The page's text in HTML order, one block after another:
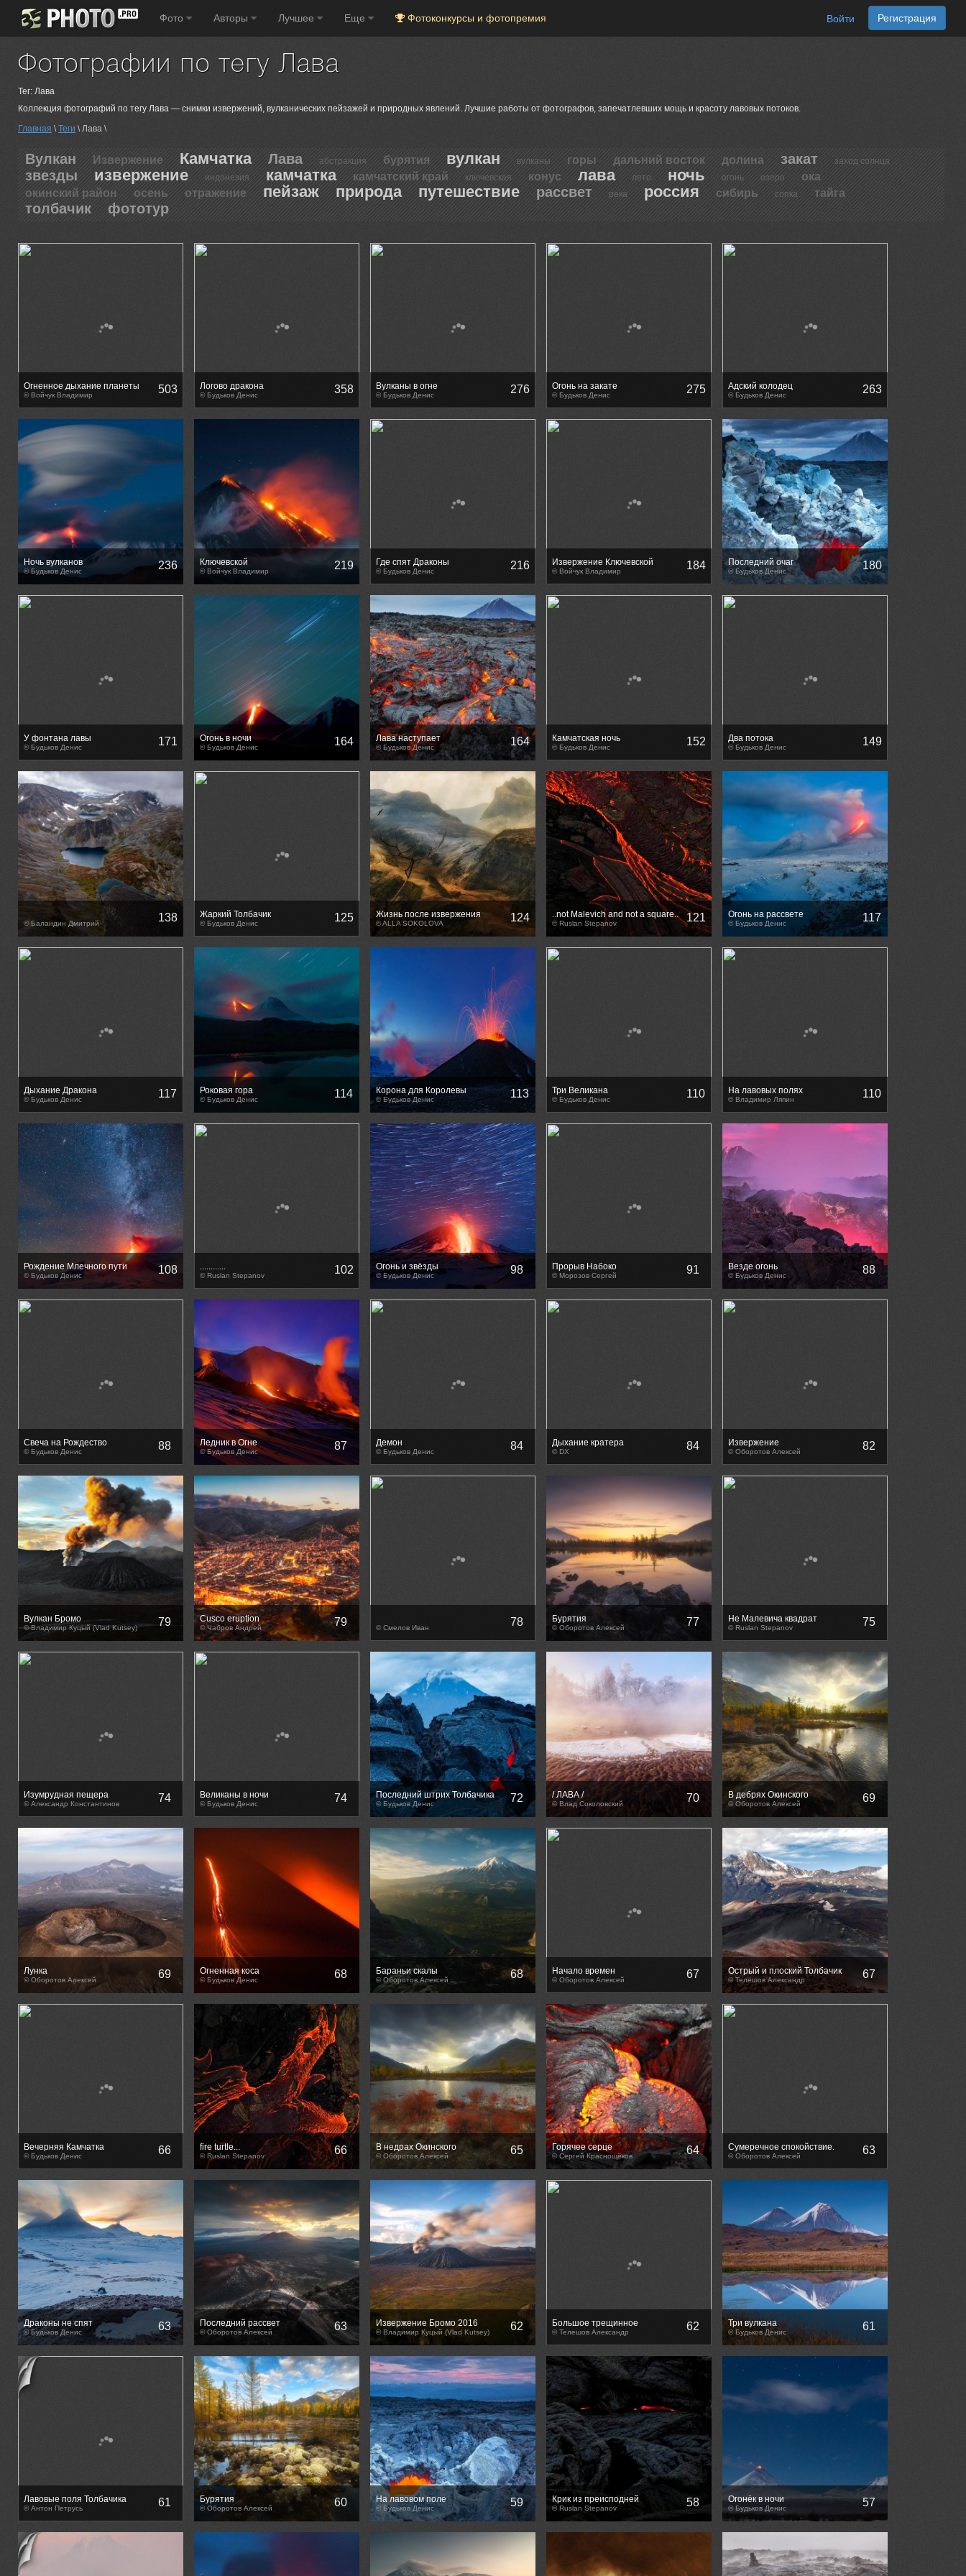
Фото Авторы Лучшее Еще Фотоконкурсы и фотопремия Войти Регистрация
Фотографии по тегу Лава
Тег: Лава
Коллекция фотографий по тегу Лава — снимки извержений, вулканических пейзажей и природных явлений. Лучшие работы от фотографов, запечатлевших мощь и красоту лавовых потоков.
Главная \Теги \ Лава \
Вулкан Извержение Камчатка Лава абстракция бурятия вулкан вулканы горы дальний восток долина закат заход солнца
звезды извержение индонезия камчатка камчатский край ключевская конус лава лето ночь огонь озеро
ока
окинский район
осень отражение пейзаж природа путешествие рассвет река россия сибирь сопка тайга
толбачик фототур
Огненное дыхание планеты
© Войчук Владимир 503 Логово дракона
© Будьков Денис 358 Вулканы в огне
© Будьков Денис 276 Огонь на закате
© Будьков Денис 275 Адский колодец
© Будьков Денис 263
Ночь вулканов
© Будьков Денис 236 Ключевской
© Войчук Владимир 219 Где спят Драконы
© Будьков Денис 216 Извержение Ключевской
© Войчук Владимир 184 Последний очаг
© Будьков Денис 180
У фонтана лавы
© Будьков Денис 171 Огонь в ночи
© Будьков Денис 164 Лава наступает
© Будьков Денис 164 Камчатская ночь
© Будьков Денис 152 Два потока
© Будьков Денис 149
© Баландин Дмитрий 138 Жаркий Толбачик
© Будьков Денис 125 Жизнь после извержения
© ALLA SOKOLOVA 124 ..not Malevich and not a square..
© Ruslan Stepanov 121 Огонь на рассвете
© Будьков Денис 117
Дыхание Дракона
© Будьков Денис 117 Роковая гора
© Будьков Денис 114 Корона для Королевы
© Будьков Денис 113 Три Великана
© Будьков Денис 110 На лавовых полях
© Владимир Ляпин 110
Рождение Млечного пути
© Будьков Денис 108 ............
© Ruslan Stepanov 102 Огонь и звёзды
© Будьков Денис 98 Прорыв Набоко
© Морозов Сергей 91 Везде огонь
© Будьков Денис 88
Свеча на Рождество
© Будьков Денис 88 Ледник в Огне
© Будьков Денис 87 Демон
© Будьков Денис 84 Дыхание кратера
© DX 84 Извержение
© Оборотов Алексей 82
Вулкан Бромо
© Владимир Куцый (Vlad Kutsey) 79 Cusco eruption
© Чабров Андрей 79 © Смелов Иван 78 Бурятия
© Оборотов Алексей 77 Не Малевича квадрат
© Ruslan Stepanov 75
Изумрудная пещера
© Александр Константинов 74 Великаны в ночи
© Будьков Денис 74 Последний штрих Толбачика
© Будьков Денис 72 / ЛАВА /
© Влад Соколовский 70 В дебрях Окинского
© Оборотов Алексей 69
Лунка
© Оборотов Алексей 69 Огненная коса
© Будьков Денис 68 Бараньи скалы
© Оборотов Алексей 68 Начало времен
© Оборотов Алексей 67 Острый и плоский Толбачик
© Телешов Александр 67
Вечерняя Камчатка
© Будьков Денис 66 fire turtle...
© Ruslan Stepanov 66 В недрах Окинского
© Оборотов Алексей 65 Горячее серце
© Сергей Краснощёков 64 Сумеречное спокойствие.
© Оборотов Алексей 63
Драконы не спят
© Будьков Денис 63
Последний рассвет
ксеноморфа
© Оборотов Алексей 63 Извержение Бромо 2016
© Владимир Куцый (Vlad Kutsey) 62
Большое трещинное
Толбачинское извержение
© Телешов Александр 62 Три вулкана
© Будьков Денис 61
Лавовые поля Толбачика
© Антон Петрусь 61 Бурятия
© Оборотов Алексей 60 На лавовом поле
© Будьков Денис 59 Крик из преисподней
© Ruslan Stepanov 58 Огонёк в ночи
© Будьков Денис 57